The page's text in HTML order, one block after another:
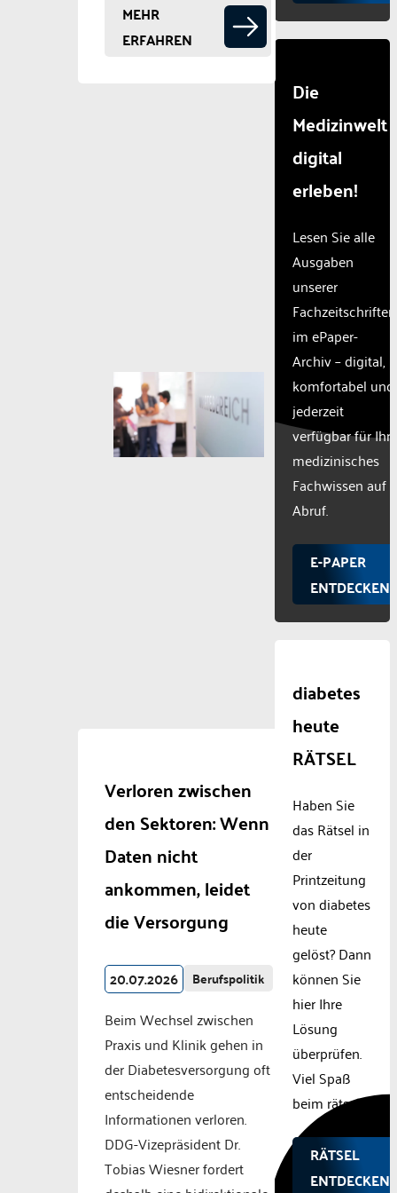
MEHR
ERFAHREN
Verloren zwischen
den Sektoren: Wenn
Daten nicht
ankommen, leidet
die Versorgung
20.07.2026 Berufspolitik
Beim Wechsel zwischen
Praxis und Klinik gehen in
der Diabetesversorgung oft
entscheidende
Informationen verloren.
DDG-Vizepräsident Dr.
Tobias Wiesner fordert
Die
Medizinwelt
digital
erleben!
Lesen Sie alle
Ausgaben
unserer
Fachzeitschriften
im ePaper-
Archiv – digital,
komfortabel und
jederzeit
verfügbar für Ihr
medizinisches
Fachwissen auf
Abruf.
E-PAPER
ENTDECKEN
diabetes
heute
RÄTSEL
Haben Sie
das Rätsel in
der
Printzeitung
von diabetes
heute
gelöst? Dann
können Sie
hier Ihre
Lösung
überprüfen.
Viel Spaß
beim rätseln.
RÄTSEL
ENTDECKEN!